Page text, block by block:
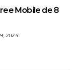
Mobile de 8
2024